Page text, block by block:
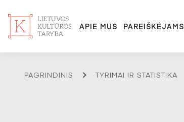
APIE MUS PAREIŠKĖJAMS
PAGRINDINIS TYRIMAI IR STATISTIKA